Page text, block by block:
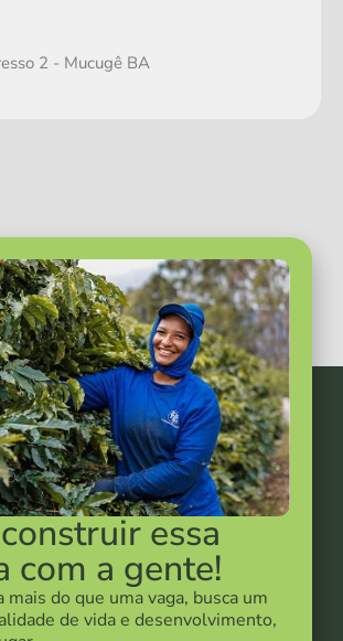
2 - Mucugê BA
essa
com a gente!
mais do que uma vaga, busca um
de vida e desenvolvimento,